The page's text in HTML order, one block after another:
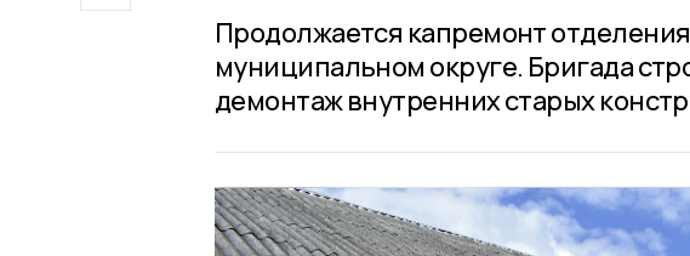
Продолжается капремонт
муниципальном округе. Бригада
демонтаж внутренних старых